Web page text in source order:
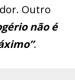
Outro
não é
.